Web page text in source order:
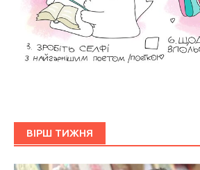
ВІРШ ТИЖНЯ